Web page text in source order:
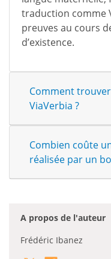
traduction comme
preuves au cours
d’existence.
Comment
ViaVerbia ?
Combien coûte
réalisée par un
A propos de l'auteur
Frédéric Ibanez